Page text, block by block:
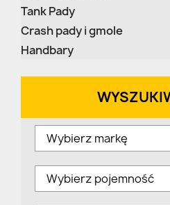
Tank Pady
Crash pady i gmole
Handbary
Wybierz markę
Wybierz pojemność